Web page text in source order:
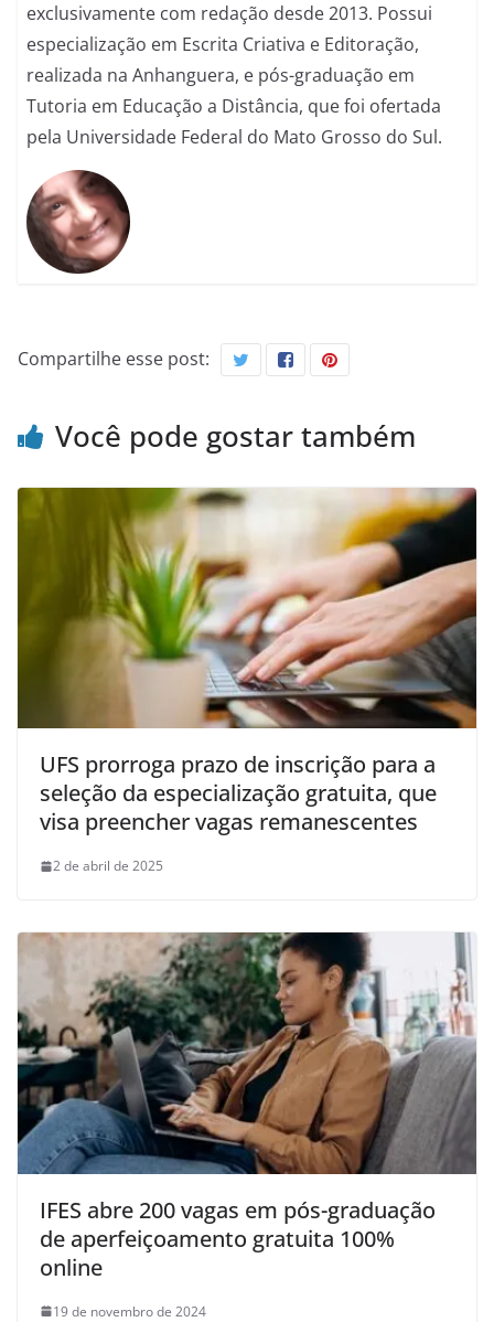
exclusivamente com redação desde 2013. Possui
especialização em Escrita Criativa e Editoração,
realizada na Anhanguera, e pós-graduação em
Tutoria em Educação a Distância, que foi ofertada
pela Universidade Federal do Mato Grosso do Sul.
Compartilhe esse post:
Você pode gostar também
UFS prorroga prazo de inscrição para a
seleção da especialização gratuita, que
visa preencher vagas remanescentes
2 de abril de 2025
IFES abre 200 vagas em pós-graduação
de aperfeiçoamento gratuita 100%
online
19 de novembro de 2024